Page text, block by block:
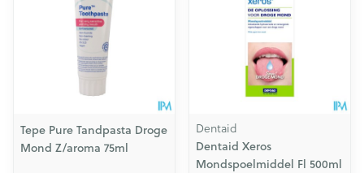
Tepe Pure Tandpasta Droge
Mond Z/aroma 75ml
Dentaid
Dentaid Xeros
Mondspoelmiddel Fl 500ml